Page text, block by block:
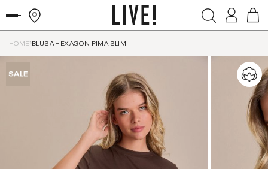
HOME BLUSA HEXAGON PIMA SLIM